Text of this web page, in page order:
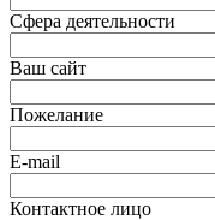
Сфера деятельности
Ваш сайт
Пожелание
E-mail
Контактное лицо